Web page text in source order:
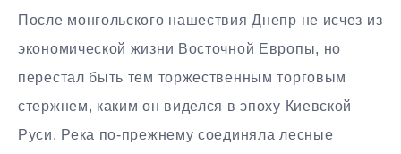
После монгольского нашествия Днепр не исчез из
экономической жизни Восточной Европы, но
перестал быть тем торжественным торговым
стержнем, каким он виделся в эпоху Киевской
Руси. Река по-прежнему соединяла лесные